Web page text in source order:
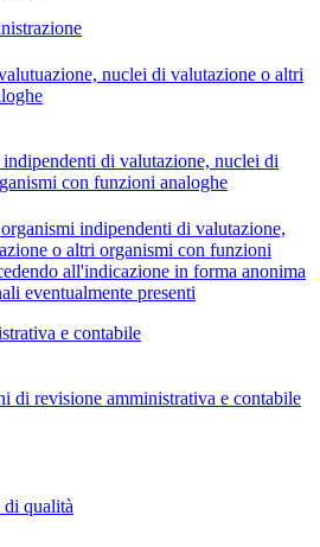
nuclei di valutazione o altri
di valutazione, nuclei di
con funzioni analoghe
indipendenti di valutazione,
o altri organismi con funzioni
all'indicazione in forma anonima
eventualmente presenti
e contabile
di revisione amministrativa e contabile
di qualità